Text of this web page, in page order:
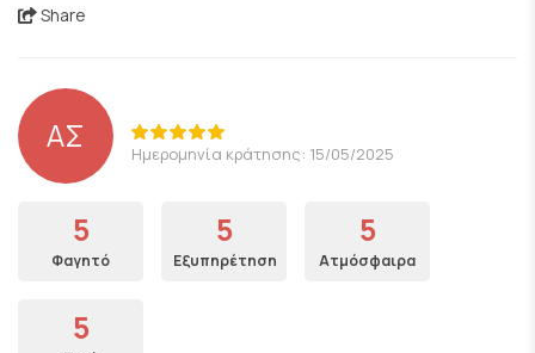
Share
ΑΣ Ημερομηνία κράτησης: 15/05/2025
5
Φαγητό
5
Εξυπηρέτηση
5
Ατμόσφαιρα
5